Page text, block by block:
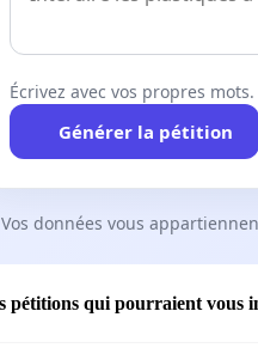
Écrivez avec vos propres
Générer la pétition
Vos données vous
pétitions qui pourraient vous